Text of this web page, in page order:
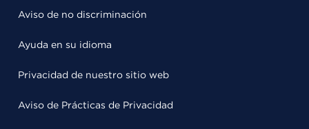
Aviso de no discriminación
Ayuda en su idioma
Privacidad de nuestro sitio web
Aviso de Prácticas de Privacidad